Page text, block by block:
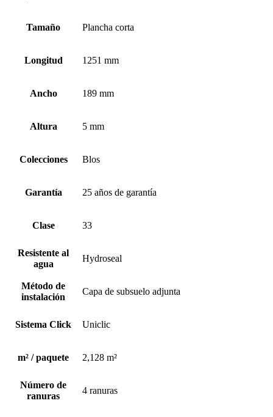
Tamaño Plancha corta
Longitud 1251 mm
Ancho 189 mm
Altura 5 mm
Colecciones Blos
Garantía 25 años de garantía
Clase 33
Resistente al
agua
Hydroseal
Método de
instalación
Capa de subsuelo adjunta
Sistema Click Uniclic
m² / paquete 2,128 m²
Número de
ranuras
4 ranuras